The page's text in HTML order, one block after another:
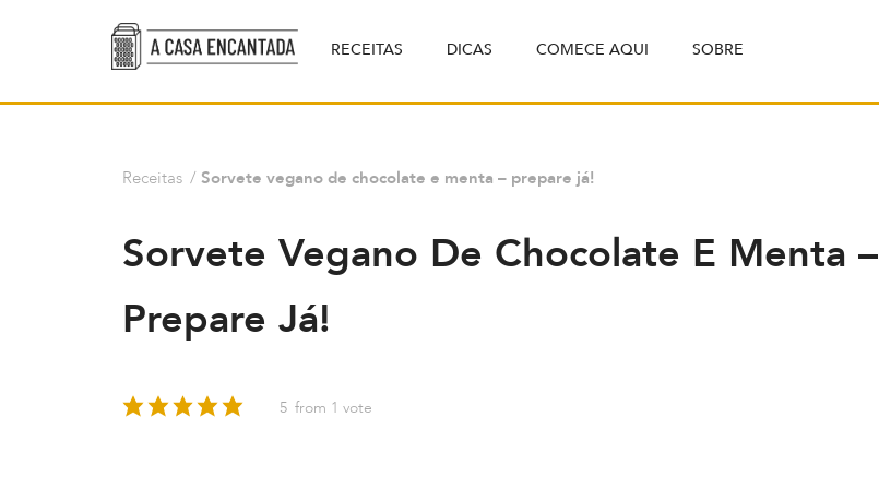
RECEITAS DICAS COMECE AQUI SOBRE
Receitas / Sorvete vegano de chocolate e menta – prepare já!
Sorvete Vegano De Chocolate E Menta –
Prepare Já!
5 from 1 vote